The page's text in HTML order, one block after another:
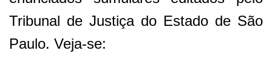
Tribunal de Justiça do Estado de São
Paulo. Veja-se: